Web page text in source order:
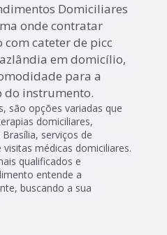
Domiciliares
onde contratar
cateter de picc
em domicílio,
para a
do instrumento.
são opções variadas que
domiciliares,
serviços de
médicas domiciliares.
qualificados e
entende a
buscando a sua